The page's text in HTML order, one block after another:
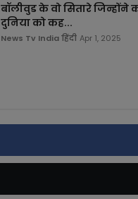
बॉलीवुड के वो सितारे जिन्होंने
दुनिया को कह...
News Tv India हिंदी Apr 1, 2025